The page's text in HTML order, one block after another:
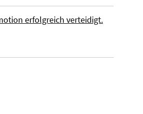
erfolgreich verteidigt.